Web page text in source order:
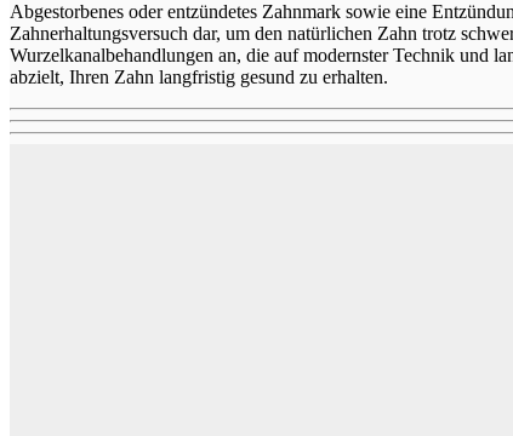
Abgestorbenes oder entzündetes Zahnmark sowie eine
Zahnerhaltungsversuch dar, um den natürlichen Zahn trotz
Wurzelkanalbehandlungen an, die auf modernster Technik und
abzielt, Ihren Zahn langfristig gesund zu erhalten.